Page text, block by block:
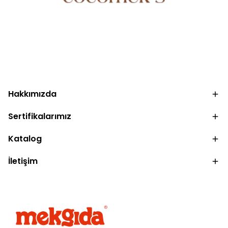
Hakkımızda
Sertifikalarımız
Katalog
İletişim